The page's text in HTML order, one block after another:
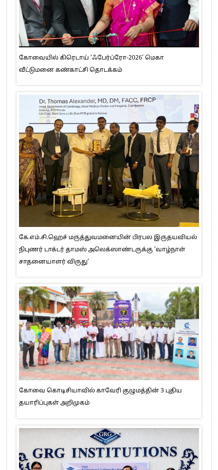
கோவையில் கிரெடாய் ‘ஃபேர்ப்ரோ-2026’ மெகா
வீட்டுமனை கண்காட்சி தொடக்கம்
கே.எம்.சி.ஹெச் மருத்துவமனையின் பிரபல இருதயவியல்
நிபுணர் டாக்டர் தாமஸ் அலெக்ஸாண்டருக்கு ‘வாழ்நாள்
சாதனையாளர் விருது’
கோவை கொடிசியாவில் காவேரி குழுமத்தின் 3 புதிய
தயாரிப்புகள் அறிமுகம்